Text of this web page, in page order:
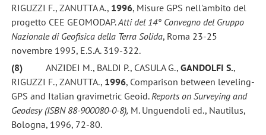
RIGUZZI F., ZANUTTA A., 1996, Misure GPS nell'ambito del
progetto CEE GEOMODAP.Atti del 14° Convegno del Gruppo
Nazionale di Geofisica della Terra Solida, Roma 23-25
novembre 1995, E.S.A. 319-322.
(8)
ANZIDEI M., BALDI P., CASULA G., GANDOLFI S.,
RIGUZZI F., ZANUTTA., 1996, Comparison between leveling-
GPS and Italian gravimetric Geoid. Reports on Surveying and
Geodesy (ISBN 88-900080-0-8), M. Unguendoli ed., Nautilus,
Bologna, 1996, 72-80.